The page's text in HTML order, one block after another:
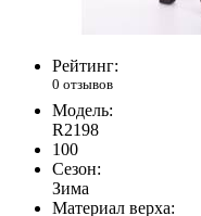
Рейтинг:
0 отзывов
Модель:
R2198
100
Сезон:
Зима
Материал верха: